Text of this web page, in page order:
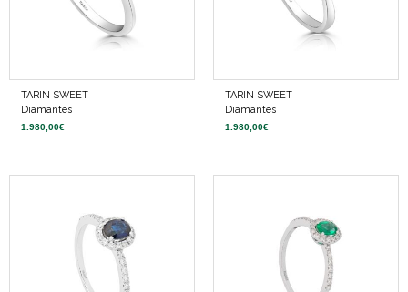
Diamantes
1.980,00€
Diamantes
1.980,00€